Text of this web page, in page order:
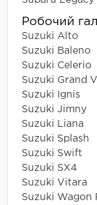
Робочий
Suzuki Alto
Suzuki Baleno
Suzuki Celerio
Suzuki Grand
Suzuki Ignis
Suzuki Jimny
Suzuki Liana
Suzuki Splash
Suzuki Swift
Suzuki SX4
Suzuki Vitara
Suzuki Wagon